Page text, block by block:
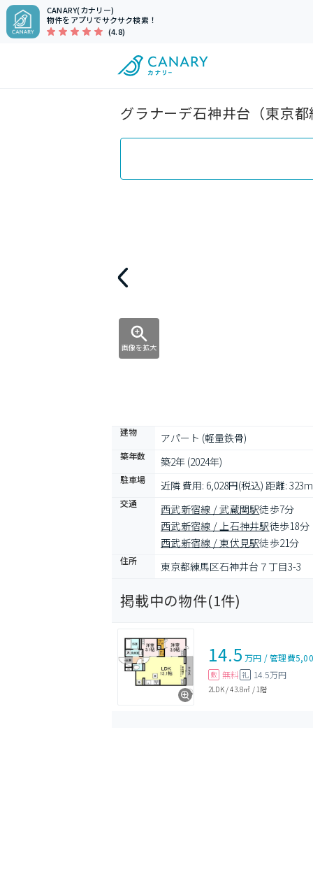
CANARY(カナリー)
物件をアプリでサクサク検索！
(4.8)
グラナーデ石神井台（東京
画像を拡大
建物 アパート (軽量鉄骨)
築年数 築2年 (2024年)
駐車場 近隣 費用: 6,028円(税込) 距離: 323m
交通 西武新宿線 / 武蔵関駅徒歩7分
西武新宿線 / 上石神井駅徒歩18分
西武新宿線 / 東伏見駅徒歩21分
住所 東京都練馬区石神井台７丁目3-3
掲載中の物件(1件)
14.5 万円 /管理費
敷 無料 礼 14.5万円
2LDK/43.8㎡ / 1階